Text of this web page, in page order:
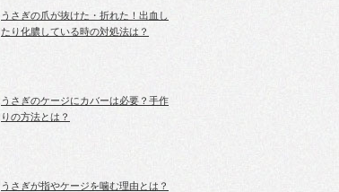
うさぎの爪が抜けた・折れた！出血し
たり化膿している時の対処法は？
うさぎのケージにカバーは必要？手作
りの方法とは？
うさぎが指やケージを噛む理由とは？